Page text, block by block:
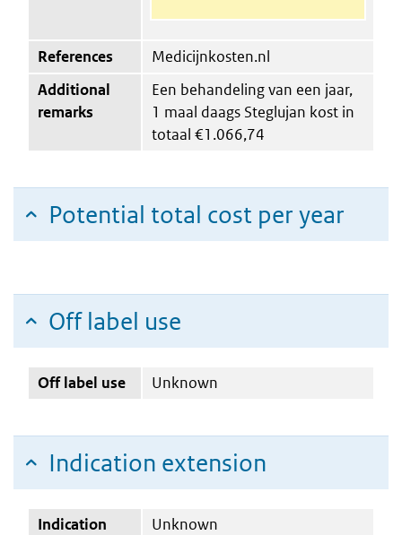
References
Medicijnkosten.nl
Additional
remarks
Een behandeling van een jaar,
1 maal daags Steglujan kost in
totaal €1.066,74
Potential total cost per year
Off label use
Off label use Unknown
Indication extension
Indication
Unknown